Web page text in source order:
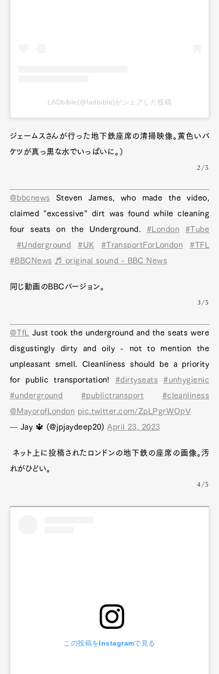
LADbible(@ladbible)がシェアした投稿
ジェームスさんが行った地下鉄座席の清掃映像。黄色いバ
ケツが真っ黒な水でいっぱいに。）
2/5
@bbcnews Steven James, who made the video,
claimed "excessive” dirt was found while cleaning
four seats on the Underground. #London
#Tube
#Underground
#UK #TransportForLondon
#TFL
#BBCNews ♬ original sound - BBC News
同じ動画のBBCバージョン。
3/5
@TfL Just took the underground and the seats were
disgustingly dirty and oily - not to mention the
unpleasant smell. Cleanliness should be a priority
for public transportation!#dirtyseats
#unhygienic
#underground
#publictransport
#cleanliness
@MayorofLondon pic.twitter.com/ZpLPgrWOpV
— Jay 🔱 (@jpjaydeep20)April 23, 2023
ネット上に投稿されたロンドンの地下鉄の座席の画像。汚
れがひどい。
4/5
この投稿をInstagramで見る